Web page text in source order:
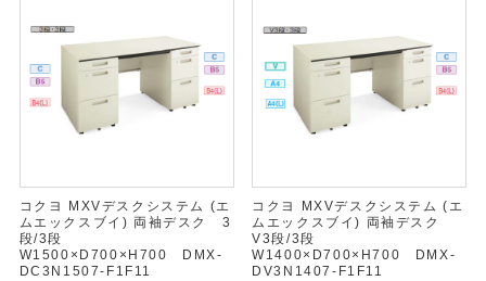
コクヨ MXVデスクシステム (エ
ムエックスブイ) 両袖デスク 3
段/3段
W1500×D700×H700 DMX-
DC3N1507-F1F11
コクヨ MXVデスクシステム (エ
ムエックスブイ) 両袖デスク
V3段/3段
W1400×D700×H700 DMX-
DV3N1407-F1F11